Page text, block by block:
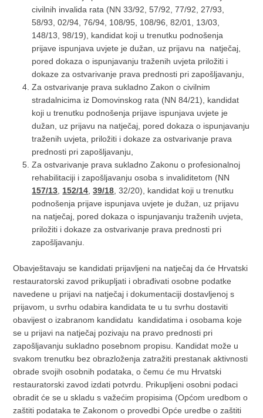
civilnih invalida rata (NN 33/92, 57/92, 77/92, 27/93,
58/93, 02/94, 76/94, 108/95, 108/96, 82/01, 13/03,
148/13, 98/19), kandidat koji u trenutku podnošenja
prijave ispunjava uvjete je dužan, uz prijavu na natječaj,
pored dokaza o ispunjavanju traženih uvjeta priložiti i
dokaze za ostvarivanje prava prednosti pri zapošljavanju,
Za ostvarivanje prava sukladno Zakon o civilnim
stradalnicima iz Domovinskog rata (NN 84/21), kandidat
koji u trenutku podnošenja prijave ispunjava uvjete je
dužan, uz prijavu na natječaj, pored dokaza o ispunjavanju
traženih uvjeta, priložiti i dokaze za ostvarivanje prava
prednosti pri zapošljavanju,
Za ostvarivanje prava sukladno Zakonu o profesionalnoj
rehabilitaciji i zapošljavanju osoba s invaliditetom (NN
157/13 152/14 ,39/18 , 32/20), kandidat koji u trenutku
podnošenja prijave ispunjava uvjete je dužan, uz prijavu
na natječaj, pored dokaza o ispunjavanju traženih uvjeta,
priložiti i dokaze za ostvarivanje prava prednosti pri
zapošljavanju.
Obavještavaju se kandidati prijavljeni na natječaj da će Hrvatski
restauratorski zavod prikupljati i obrađivati osobne podatke
navedene u prijavi na natječaj i dokumentaciji dostavljenoj s
prijavom, u svrhu odabira kandidata te u tu svrhu dostaviti
obavijest o izabranom kandidatu kandidatima i osobama koje
se u prijavi na natječaj pozivaju na pravo prednosti pri
zapošljavanju sukladno posebnom propisu. Kandidat može u
svakom trenutku bez obrazloženja zatražiti prestanak aktivnosti
obrade svojih osobnih podataka, o čemu će mu Hrvatski
restauratorski zavod izdati potvrdu. Prikupljeni osobni podaci
obradit će se u skladu s važećim propisima (Općom uredbom o
zaštiti podataka te Zakonom o provedbi Opće uredbe o zaštiti